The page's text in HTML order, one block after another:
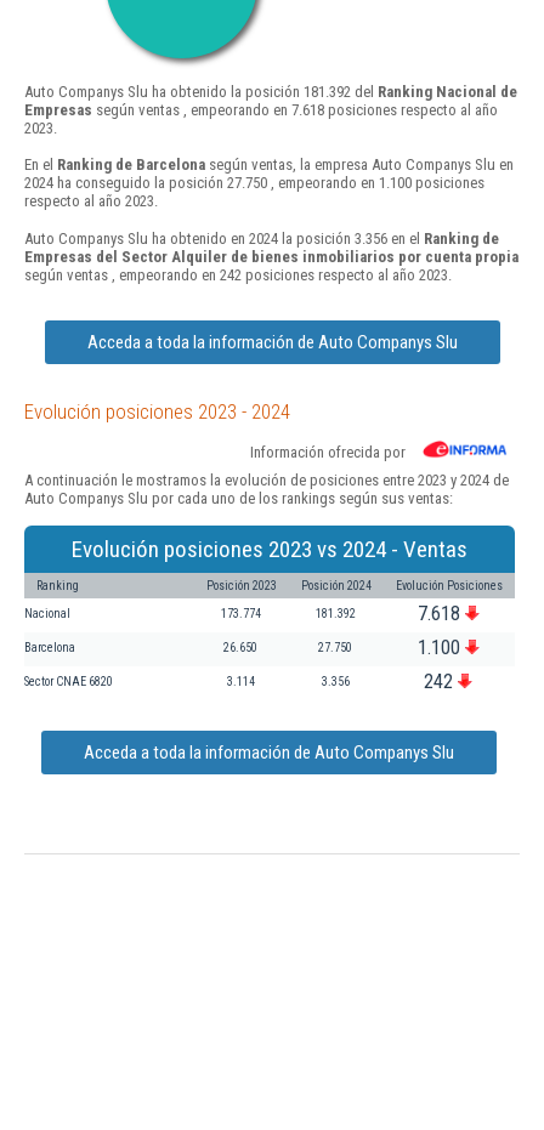
Auto Companys Slu ha obtenido la posición 181.392 del Ranking Nacional de
Empresas según ventas , empeorando en 7.618 posiciones respecto al año
2023.
En el Ranking de Barcelona según ventas, la empresa Auto Companys Slu en
2024 ha conseguido la posición 27.750 , empeorando en 1.100 posiciones
respecto al año 2023.
Auto Companys Slu ha obtenido en 2024 la posición 3.356 en el Ranking de
Empresas del Sector Alquiler de bienes inmobiliarios por cuenta propia
según ventas , empeorando en 242 posiciones respecto al año 2023.
Acceda a toda la información de Auto Companys Slu
Evolución posiciones 2023 - 2024
Información ofrecida por
A continuación le mostramos la evolución de posiciones entre 2023 y 2024 de
Auto Companys Slu por cada uno de los rankings según sus ventas:
Evolución posiciones 2023 vs 2024 - Ventas
Ranking Posición 2023 Posición 2024 Evolución Posiciones
Nacional 173.774 181.392 7.618
Barcelona 26.650 27.750 1.100
Sector CNAE 6820 3.114 3.356 242
Acceda a toda la información de Auto Companys Slu